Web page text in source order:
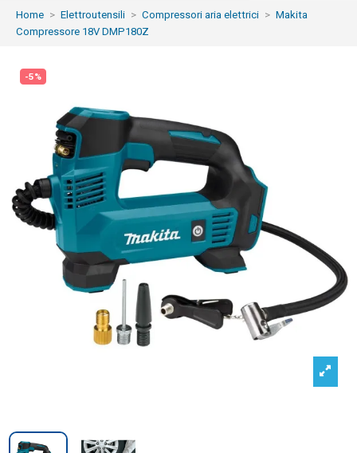
Home Elettroutensili Compressori aria elettrici
Makita
Compressore 18V DMP180Z
-5%